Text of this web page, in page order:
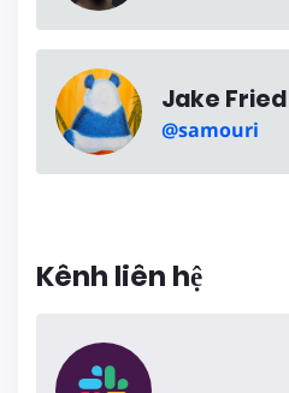
Jake Fried
@samouri
Kênh liên hệ